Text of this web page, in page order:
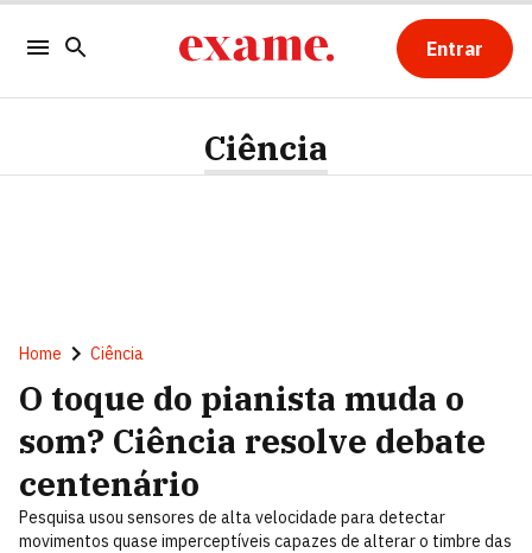
Entrar
Ciência
Home Ciência
O toque do pianista muda o
som? Ciência resolve debate
centenário
Pesquisa usou sensores de alta velocidade para detectar
movimentos quase imperceptíveis capazes de alterar o timbre das